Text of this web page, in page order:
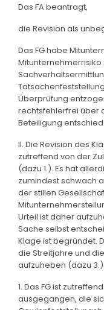
Das FA beantragt,
die Revision als
Das FG habe
Überprüfung
rechtsfehlerfrei über
Beteiligung
II. Die Revision des
zutreffend von der
(dazu 1.). Es hat
zumindest schwach
der stillen
Urteil ist daher
Sache selbst
Klage ist begründet.
die Streitjahre und
aufzuheben (dazu 3.).
1. Das FG ist
ausgegangen, die